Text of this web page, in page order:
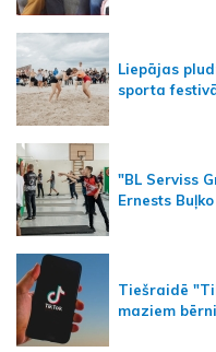
Liepājas
sporta
"BL Serviss
Ernests Buļko
Tiešraidē
maziem